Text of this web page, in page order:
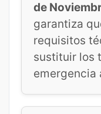
de
garantiza
requisitos
sustituir los
emergencia